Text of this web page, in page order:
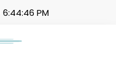
6:44:46 PM